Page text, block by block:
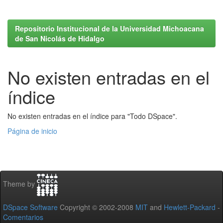
Repositorio Institucional de la Universidad Michoacana
de San Nicolás de Hidalgo
No existen entradas en el
índice
No existen entradas en el índice para "Todo DSpace".
Página de inicio
Theme by
DSpace Software Copyright © 2002-2008 MIT and Hewlett-Packard -
Comentarios